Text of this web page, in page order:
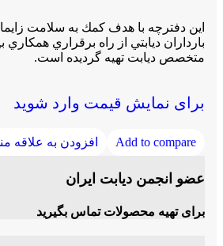
اين دفترچه با هدف كمك به سلامت
بارداران ديابتي از راه برقراري
متخصص ديابت تهيه گرديده است.
برای نمایش قیمت وارد شوید
Add to compare افزودن به علاقه
عضو انجمن دیابت ایران
برای تهیه محصولات تماس بگیرید